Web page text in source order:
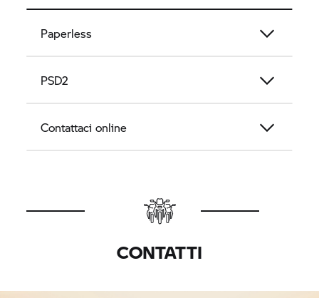
Paperless
PSD2
Contattaci online
CONTATTI